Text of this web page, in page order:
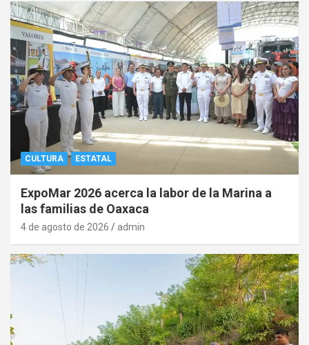
CULTURA ESTATAL
ExpoMar 2026 acerca la labor de la Marina a
las familias de Oaxaca
4 de agosto de 2026 admin